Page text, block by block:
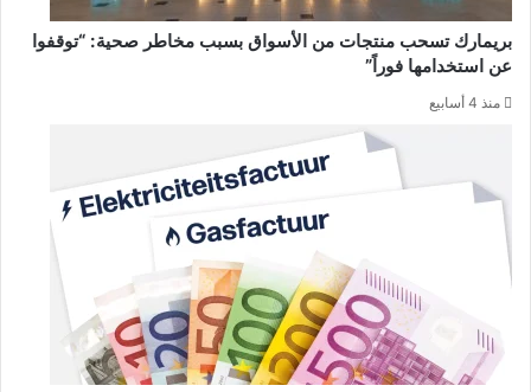
بريمارك تسحب منتجات من الأسواق بسبب مخاطر صحية: “توقفوا
عن استخدامها فوراً”
منذ 4 أسابيع